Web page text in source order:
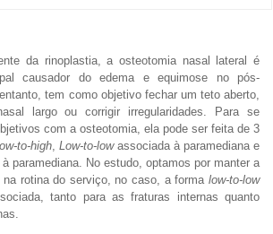
da rinoplastia, a osteotomia nasal lateral é
causador do edema e equimose no pós-
tem como objetivo fechar um teto aberto,
largo ou corrigir irregularidades. Para se
com a osteotomia, ela pode ser feita de 3
to-high Low-to-lowassociada à paramediana e
paramediana. No estudo, optamos por manter a
rotina do serviço, no caso, a forma low-to-low
tanto para as fraturas internas quanto